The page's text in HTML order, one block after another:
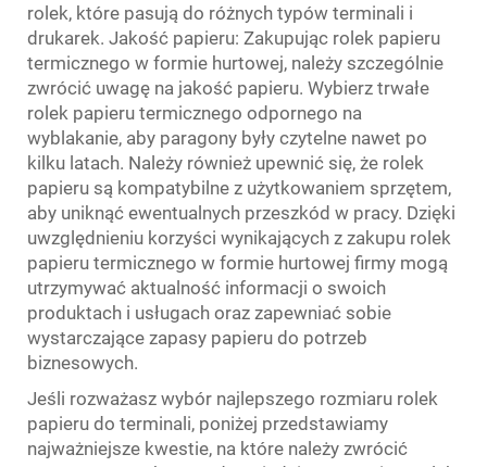
rolek, które pasują do różnych typów terminali i
drukarek. Jakość papieru: Zakupując rolek papieru
termicznego w formie hurtowej, należy szczególnie
zwrócić uwagę na jakość papieru. Wybierz trwałe
rolek papieru termicznego odpornego na
wyblakanie, aby paragony były czytelne nawet po
kilku latach. Należy również upewnić się, że rolek
papieru są kompatybilne z użytkowaniem sprzętem,
aby uniknąć ewentualnych przeszkód w pracy. Dzięki
uwzględnieniu korzyści wynikających z zakupu rolek
papieru termicznego w formie hurtowej firmy mogą
utrzymywać aktualność informacji o swoich
produktach i usługach oraz zapewniać sobie
wystarczające zapasy papieru do potrzeb
biznesowych.
Jeśli rozważasz wybór najlepszego rozmiaru rolek
papieru do terminali, poniżej przedstawiamy
najważniejsze kwestie, na które należy zwrócić